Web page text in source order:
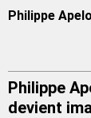
Philippe
Philippe
devient